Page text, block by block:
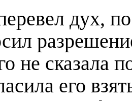
дух,
не сказала
его